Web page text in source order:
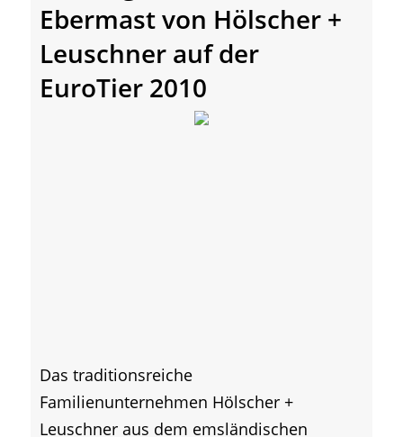
Ebermast von Hölscher +
Leuschner auf der
EuroTier 2010
Das traditionsreiche
Familienunternehmen Hölscher +
Leuschner aus dem emsländischen